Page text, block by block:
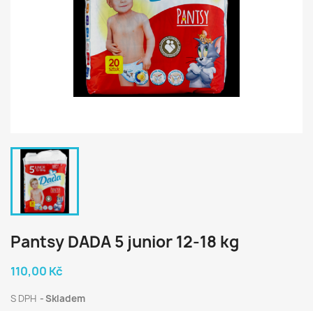
Pantsy DADA 5 junior 12-18 kg
110,00 Kč
S DPH Skladem